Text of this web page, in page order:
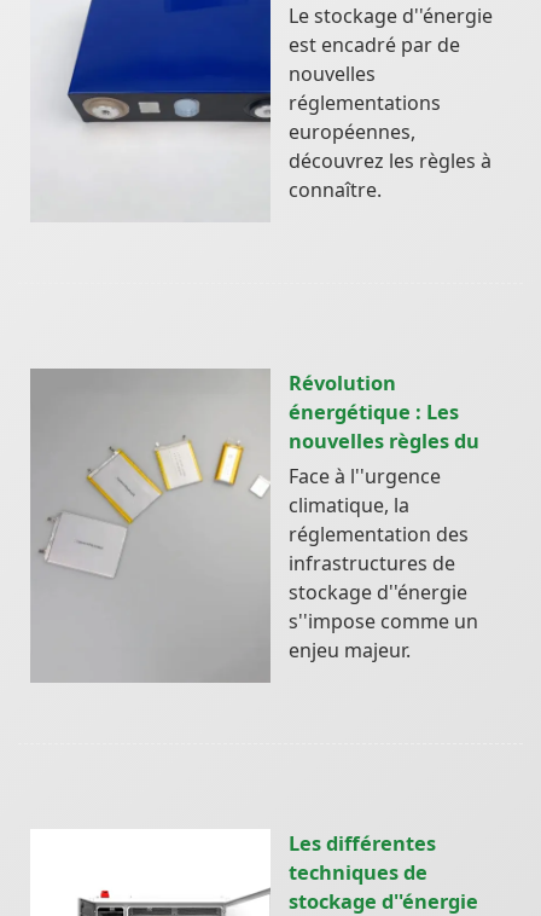
Le stockage d''énergie
est encadré par de
nouvelles
réglementations
européennes,
découvrez les règles à
connaître.
Révolution
énergétique : Les
nouvelles règles du
Face à l''urgence
climatique, la
réglementation des
infrastructures de
stockage d''énergie
s''impose comme un
enjeu majeur.
Les différentes
techniques de
stockage d''énergie